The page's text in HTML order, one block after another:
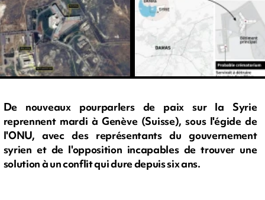
De nouveaux pourparlers de paix sur la Syrie
reprennent mardi à Genève (Suisse), sous l'égide de
l'ONU, avec des représentants du gouvernement
syrien et de l'opposition incapables de trouver une
solution à un conflit qui dure depuis six ans.